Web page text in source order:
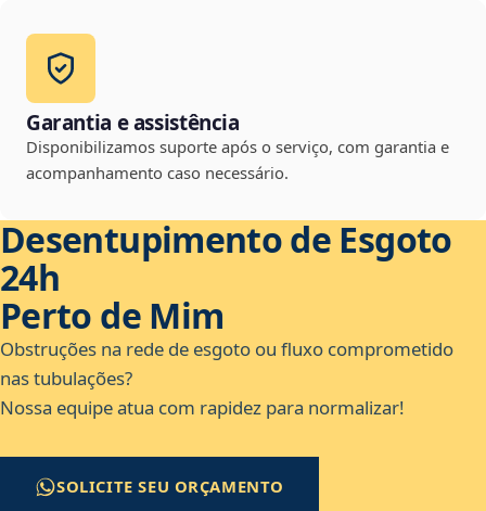
Garantia e assistência
Disponibilizamos suporte após o serviço, com garantia e
acompanhamento caso necessário.
Desentupimento de Esgoto
24h
Perto de Mim
Obstruções na rede de esgoto ou fluxo comprometido
nas tubulações?
Nossa equipe atua com rapidez para normalizar!
SOLICITE SEU ORÇAMENTO